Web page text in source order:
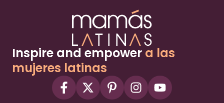
Inspire and empower a las
mujeres latinas